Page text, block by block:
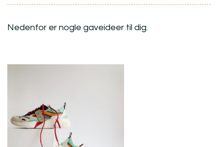
Nedenfor er nogle gaveideer til dig.